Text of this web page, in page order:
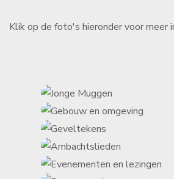
Klik op de foto's hieronder voor meer